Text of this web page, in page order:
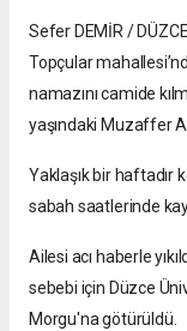
Sefer DEMİR /
Topçular
namazını camide
yaşındaki Muzaffer
Yaklaşık bir haftadır
sabah saatlerinde
Ailesi acı haberle
sebebi için Düzce
Morgu'na götürüldü.